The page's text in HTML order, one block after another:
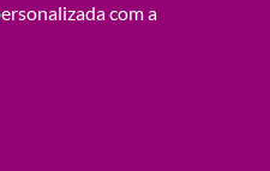
com a